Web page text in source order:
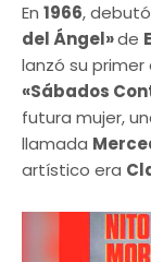
En 1966,
del Ángel»de
lanzó su
«Sábados
futura mujer,
llamada
artístico era